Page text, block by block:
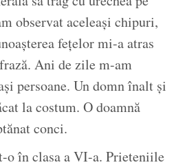
observat aceleași chipuri,
fețelor mi-a atras
Ani de zile m-am
persoane. Un domn înalt și
la costum. O doamnă
conci.
o în clasa a VI-a. Prieteniile